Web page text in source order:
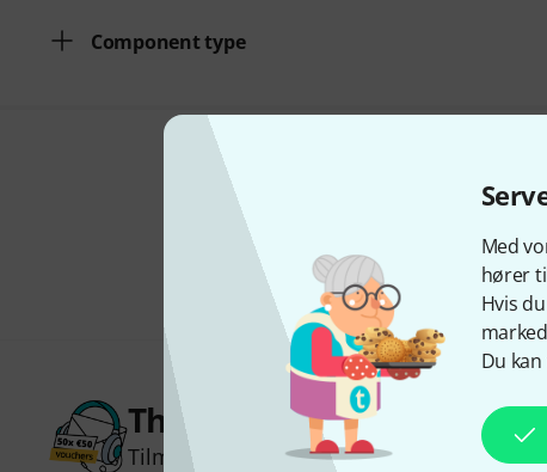
Med
hører
Hvis
Du
Component type
Thomann Newsletter
Tilmeld dig Thomann Nyhedsbrevet på